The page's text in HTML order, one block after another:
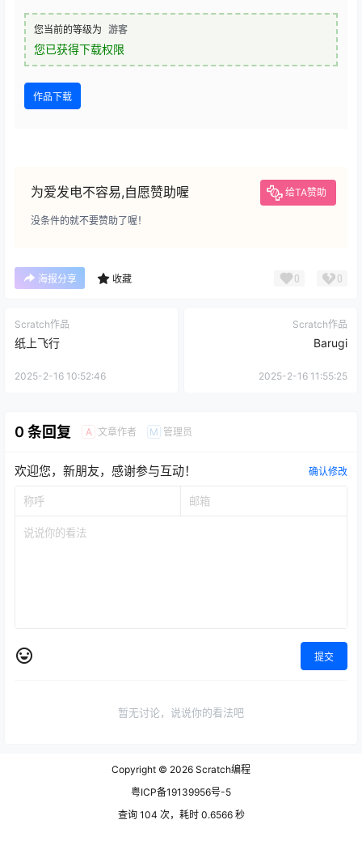
您当前的等级为 游客
您已获得下载权限
作品下载
为爱发电不容易,自愿赞助喔 给TA赞助
没条件的就不要赞助了喔！
海报分享 收藏 0 0
Scratch作品
纸上飞行
2025-2-16 10:52:46
Scratch作品
Barugi
2025-2-16 11:55:25
0 条回复 A 文章作者 M 管理员
欢迎您，新朋友，感谢参与互动！ 确认修改
提交
暂无讨论，说说你的看法吧
Copyright © 2026 Scratch编程
粤ICP备19139956号-5
查询 104 次，耗时 0.6566 秒